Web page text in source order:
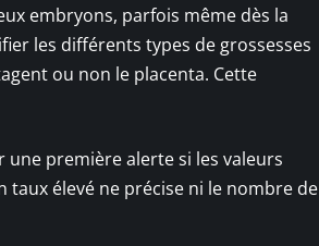
embryons, parfois même dès la
les différents types de grossesses
ou non le placenta. Cette
une première alerte si les valeurs
taux élevé ne précise ni le nombre de